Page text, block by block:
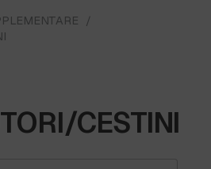
/
CESTINI